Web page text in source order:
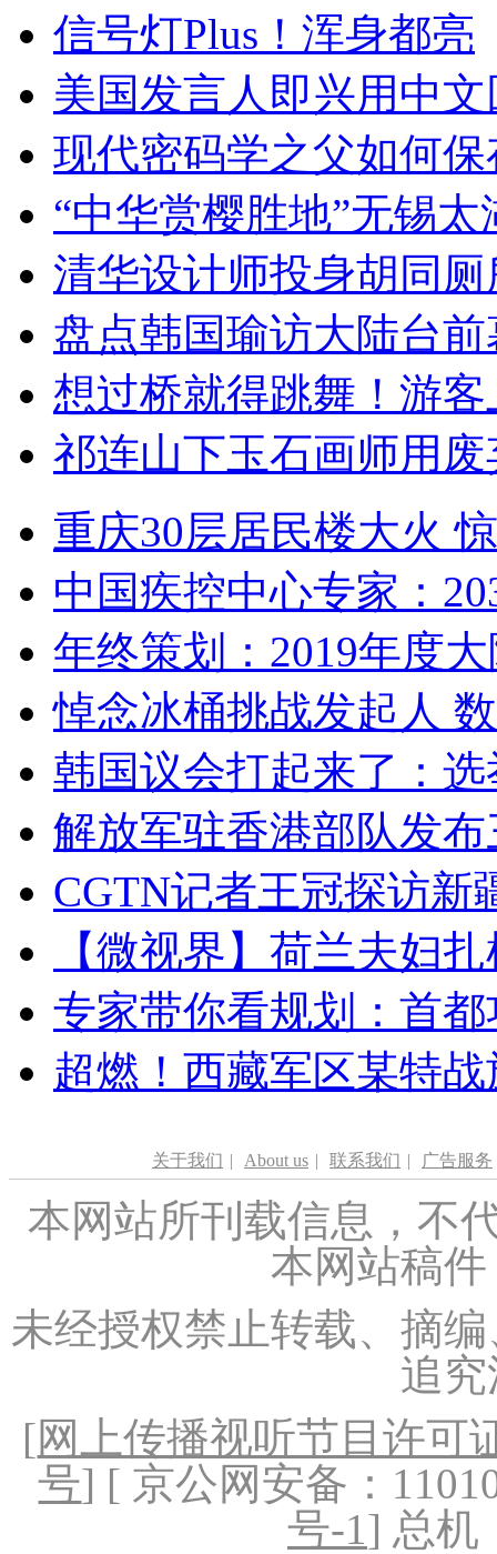
信号灯Plus！浑身都亮
美国发言人即兴用中
现代密码学之父如何
“中华赏樱胜地”无锡
清华设计师投身胡同
盘点韩国瑜访大陆台
想过桥就得跳舞！游客
祁连山下玉石画师用
重庆30层居民楼大火
中国疾控中心专家：
年终策划：2019年度
悼念冰桶挑战发起人
韩国议会打起来了：
解放军驻香港部队发
CGTN记者王冠探访新
【微视界】荷兰夫妇
专家带你看规划：首
超燃！西藏军区某特
关于我们 | About us | 联系我们 | 广告服务
本网站所刊载信息，不
本网站稿
未经授权禁止转载、摘
追
[网上传播视听节目许可
号] [ 京公网安备：
号-1] 总机